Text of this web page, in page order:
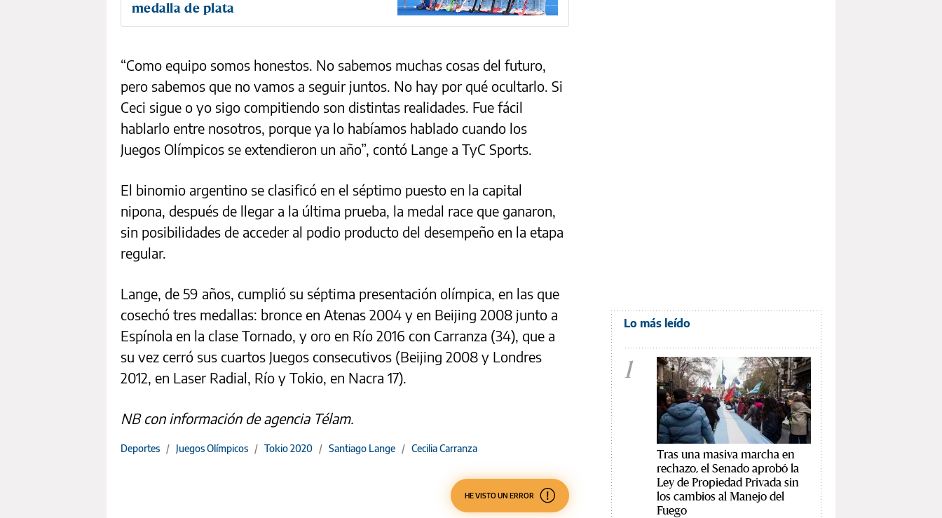
medalla de plata
“Como equipo somos honestos. No sabemos muchas cosas del futuro,
pero sabemos que no vamos a seguir juntos. No hay por qué ocultarlo. Si
Ceci sigue o yo sigo compitiendo son distintas realidades. Fue fácil
hablarlo entre nosotros, porque ya lo habíamos hablado cuando los
Juegos Olímpicos se extendieron un año”, contó Lange a TyC Sports.
El binomio argentino se clasificó en el séptimo puesto en la capital
nipona, después de llegar a la última prueba, la medal race que ganaron,
sin posibilidades de acceder al podio producto del desempeño en la etapa
regular.
Lange, de 59 años, cumplió su séptima presentación olímpica, en las que
cosechó tres medallas: bronce en Atenas 2004 y en Beijing 2008 junto a
Espínola en la clase Tornado, y oro en Río 2016 con Carranza (34), que a
su vez cerró sus cuartos Juegos consecutivos (Beijing 2008 y Londres
2012, en Laser Radial, Río y Tokio, en Nacra 17).
NB con información de agencia Télam.
Deportes / Juegos Olímpicos / Tokio 2020 / Santiago Lange / Cecilia Carranza
HE VISTO UN ERROR
Lo más leído
1
Tras una masiva marcha en
rechazo, el Senado aprobó la
Ley de Propiedad Privada sin
los cambios al Manejo del
Fuego